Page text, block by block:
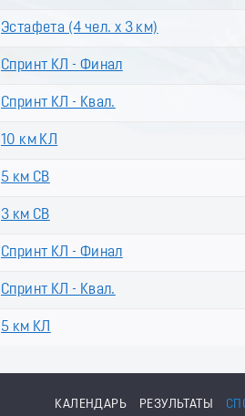
Эстафета (4 чел. х 3 км)
Спринт КЛ - Финал
Спринт КЛ - Квал.
10 км КЛ
5 км СВ
3 км СВ
Спринт КЛ - Финал
Спринт КЛ - Квал.
5 км КЛ
КАЛЕНДАРЬ РЕЗУЛЬТАТЫ